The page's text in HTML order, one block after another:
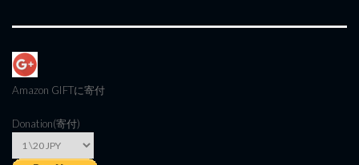
Amazon GIFTに寄付
Donation(寄付)